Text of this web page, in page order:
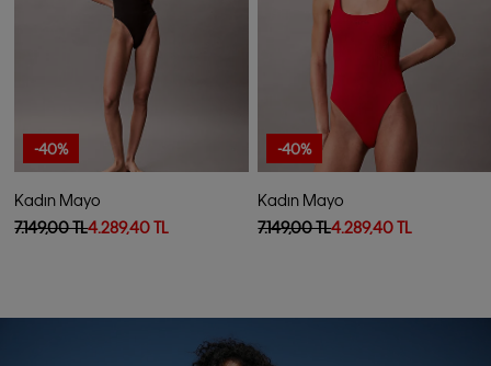
-40%
Kadın Mayo
7.149,00 TL4.289,40 TL
-40%
Kadın Mayo
7.149,00 TL4.289,40 TL